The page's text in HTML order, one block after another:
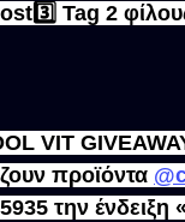
Tag 2
VIT
προϊόντα
την